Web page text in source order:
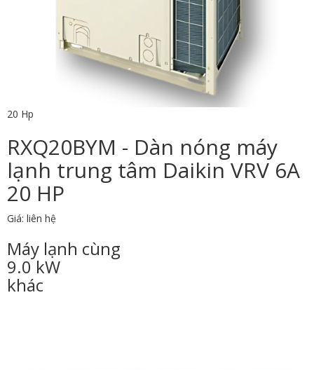
20 Hp
RXQ20BYM - Dàn nóng máy
lạnh trung tâm Daikin VRV 6A
20 HP
Giá: liên hệ
Máy lạnh cùng
9.0 kW
khác